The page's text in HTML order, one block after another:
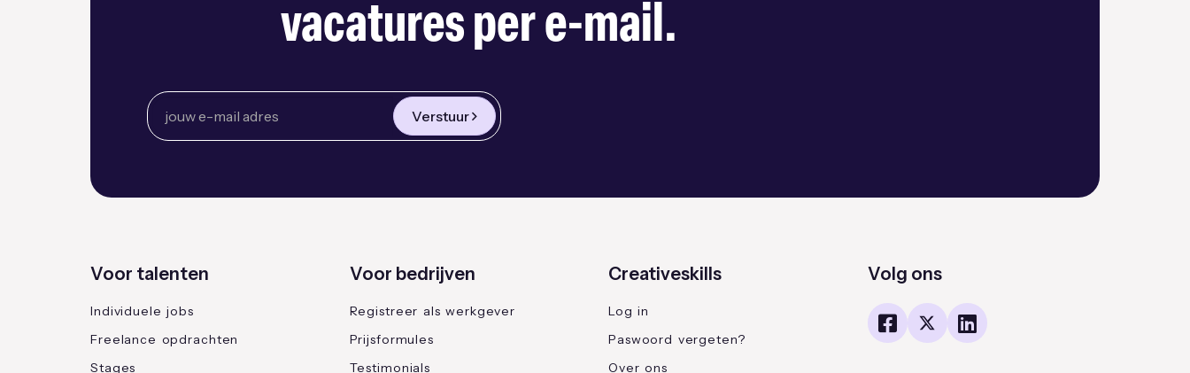
vacatures per e-mail.
Verstuur
Voor talenten
Individuele jobs
Freelance opdrachten
Stages
Voor bedrijven
Registreer als werkgever
Prijsformules
Testimonials
Creativeskills
Log in
Paswoord vergeten?
Over ons
Volg ons